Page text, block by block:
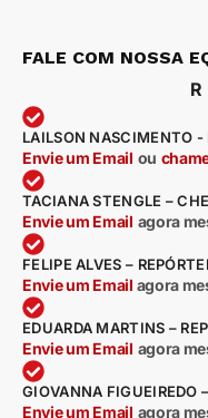
FALE COM NOSSA
LAILSON NASCIMENTO -
Envie um Email ou
TACIANA STENGLE –
Envie um Email agora
FELIPE ALVES –
Envie um Email agora
EDUARDA MARTINS –
Envie um Email agora
GIOVANNA FIGUEIREDO
Envie um Email agora